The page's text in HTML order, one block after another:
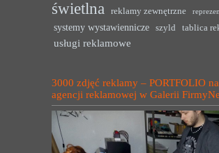
świetlna
reklamy zewnętrzne
systemy wystawiennicze szyld tablica
usługi reklamowe
3000 zdjęć reklamy – PORTFOLIO
agencji reklamowej w Galerii